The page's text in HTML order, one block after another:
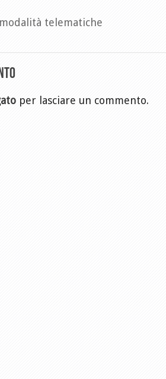
telematiche
per lasciare un commento.